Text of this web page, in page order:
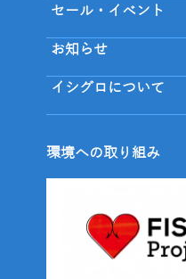
セール・イベント
お知らせ
イシグロについて
環境への取り組み